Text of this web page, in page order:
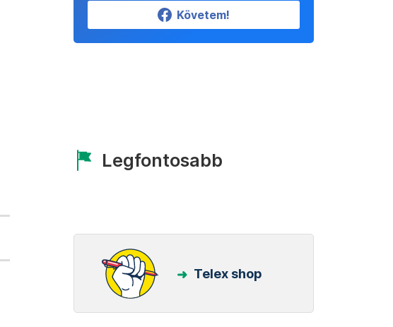
Követem!
Legfontosabb
Telex shop